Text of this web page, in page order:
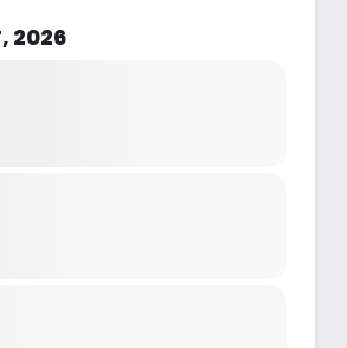
2026